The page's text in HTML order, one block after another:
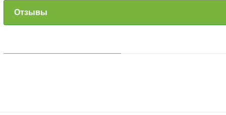
Отзывы